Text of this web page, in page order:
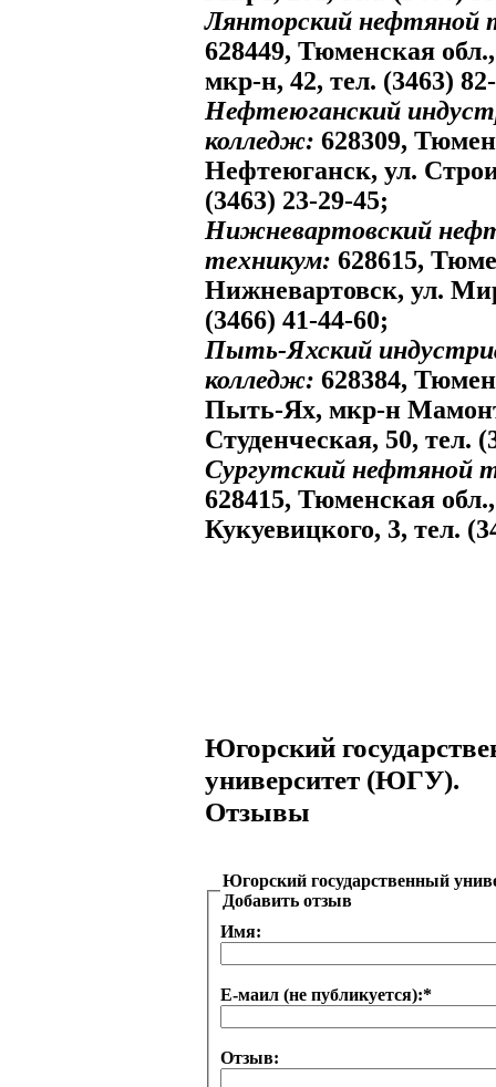
Лянторский нефтяной
628449, Тюменская
мкр-н, 42, тел. (3463)
Нефтеюганский
колледж: 628309,
Нефтеюганск, ул.
(3463) 23-29-45;
Нижневартовский
техникум: 628615,
Нижневартовск, ул.
(3466) 41-44-60;
Пыть-Яхский
колледж: 628384,
Пыть-Ях, мкр-н
Студенческая, 50, тел.
Сургутский нефтяной
628415, Тюменская обл.,
Кукуевицкого, 3, тел.
Югорский
университет (ЮГУ).
Отзывы
Югорский государственный
Добавить отзыв
Имя:
Е-маил (не публикуется):*
Отзыв: